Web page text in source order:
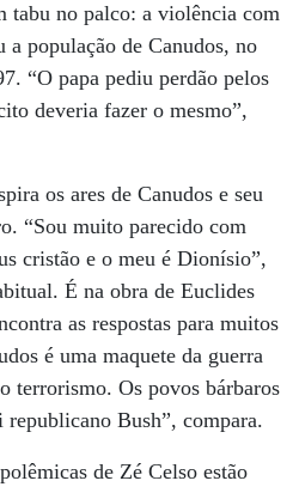
tabu no palco: a violência com
a população de Canudos, no
“O papa pediu perdão pelos
deveria fazer o mesmo”,
os ares de Canudos e seu
“Sou muito parecido com
cristão e o meu é Dionísio”,
É na obra de Euclides
as respostas para muitos
é uma maquete da guerra
terrorismo. Os povos bárbaros
Bush”, compara.
de Zé Celso estão